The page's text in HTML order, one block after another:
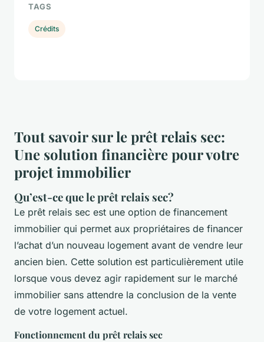
Tout savoir sur le prêt relais sec:
Une solution financière pour votre
projet immobilier
Qu’est-ce que le prêt relais sec?
Le prêt relais sec est une option de financement
immobilier qui permet aux propriétaires de financer
l’achat d’un nouveau logement avant de vendre leur
ancien bien. Cette solution est particulièrement utile
lorsque vous devez agir rapidement sur le marché
immobilier sans attendre la conclusion de la vente
de votre logement actuel.
Fonctionnement du prêt relais sec
TAGS
Crédits